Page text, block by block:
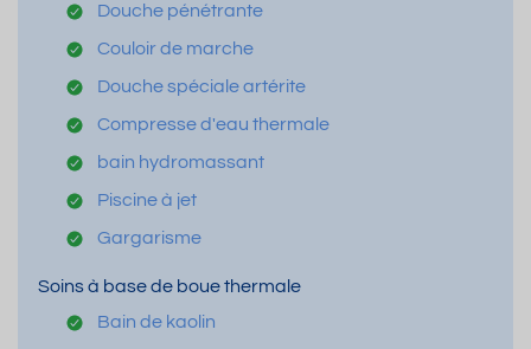
Douche pénétrante
Couloir de marche
Douche spéciale artérite
Compresse d'eau thermale
bain hydromassant
Piscine à jet
Gargarisme
Soins à base de boue thermale
Bain de kaolin